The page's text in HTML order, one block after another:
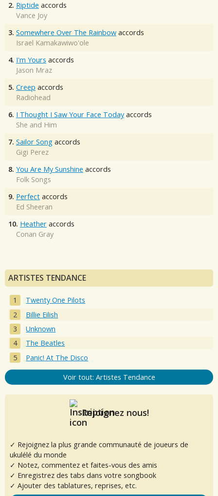
2. Riptide accords
Vance Joy
3. Somewhere Over The Rainbow accords
Israel Kamakawiwo'ole
4. I'm Yours accords
Jason Mraz
5. Creep accords
Radiohead
6. I Thought I Saw Your Face Today accords
She and Him
7. Sailor Song accords
Gigi Perez
8. You Are My Sunshine accords
Folk Songs
9. Perfect accords
Ed Sheeran
10. Heather accords
Conan Gray
ARTISTES TENDANCE
Twenty One Pilots
Billie Eilish
Unknown
The Beatles
Panic! At The Disco
Voir tout: Artistes Tendance
Rejoignez nous!
✓ Rejoignez la plus grande communauté de joueurs de
ukulélé du monde
✓ Notez, commentez et faites-vous des amis
✓ Enregistrez des tabs dans votre songbook
✓ Ajouter des tablatures, reprises, etc.